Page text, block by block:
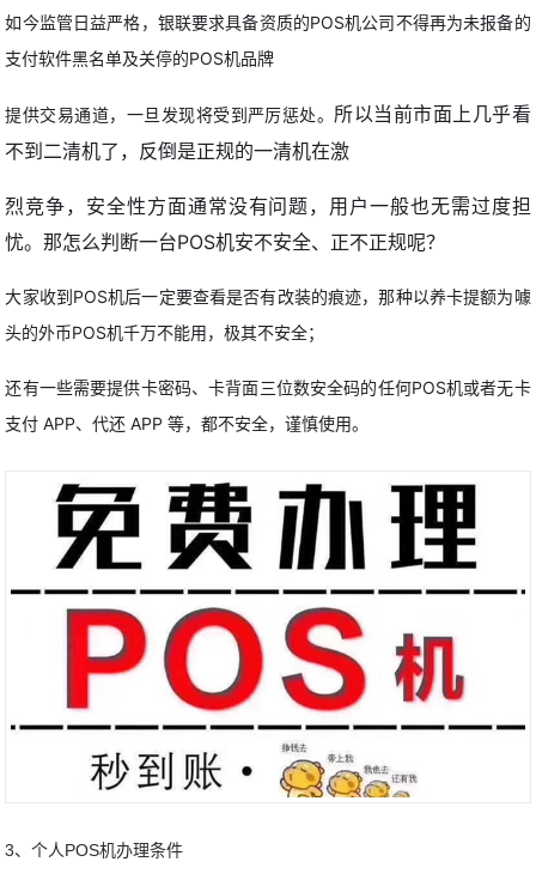
如今监管日益严格，银联要求具备资质的POS机公司不得再为未报备的
支付软件黑名单及关停的POS机品牌
提供交易通道，一旦发现将受到严厉惩处。 所以当前市面上几乎看
不到二清机了，反倒是正规的一清机在激
烈竞争，安全性方面通常没有问题，用户一般也无需过度担
忧。那怎么判断一台POS机安不安全、正不正规呢？
大家收到POS机后一定要查看是否有改装的痕迹，那种以养卡提额为噱
头的外币POS机千万不能用，极其不安全；
还有一些需要提供卡密码、卡背面三位数安全码的任何POS机或者无卡
支付 APP、代还 APP 等，都不安全，谨慎使用。
3、个人POS机办理条件